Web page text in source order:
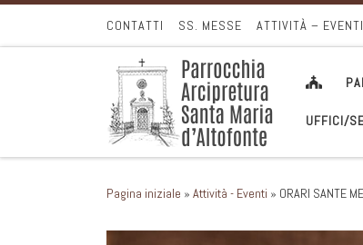
Passa al contenutoCONTATTI SS. MESSE ATTIVITÀ – EVENTI
UFFICI/
Pagina iniziale » Attività - Eventi » ORARI SANTE